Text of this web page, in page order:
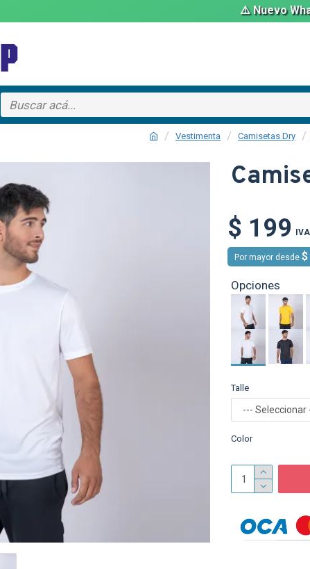
⚠️ Nuevo
Vestimenta Camisetas Dry
$ 199
Por mayor desde $
Opciones
Talle
Color